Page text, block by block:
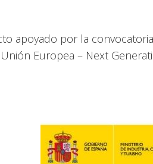
apoyado por la
Europea – Next